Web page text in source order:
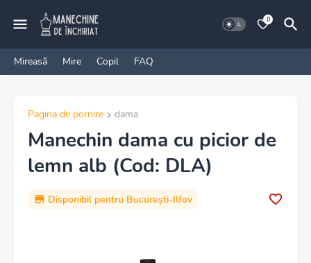
0
Mireasă Mire Copil FAQ
Pagina de pornire dama
Manechin dama cu picior de
lemn alb (Cod: DLA)
Disponibil pentru București-Ilfov